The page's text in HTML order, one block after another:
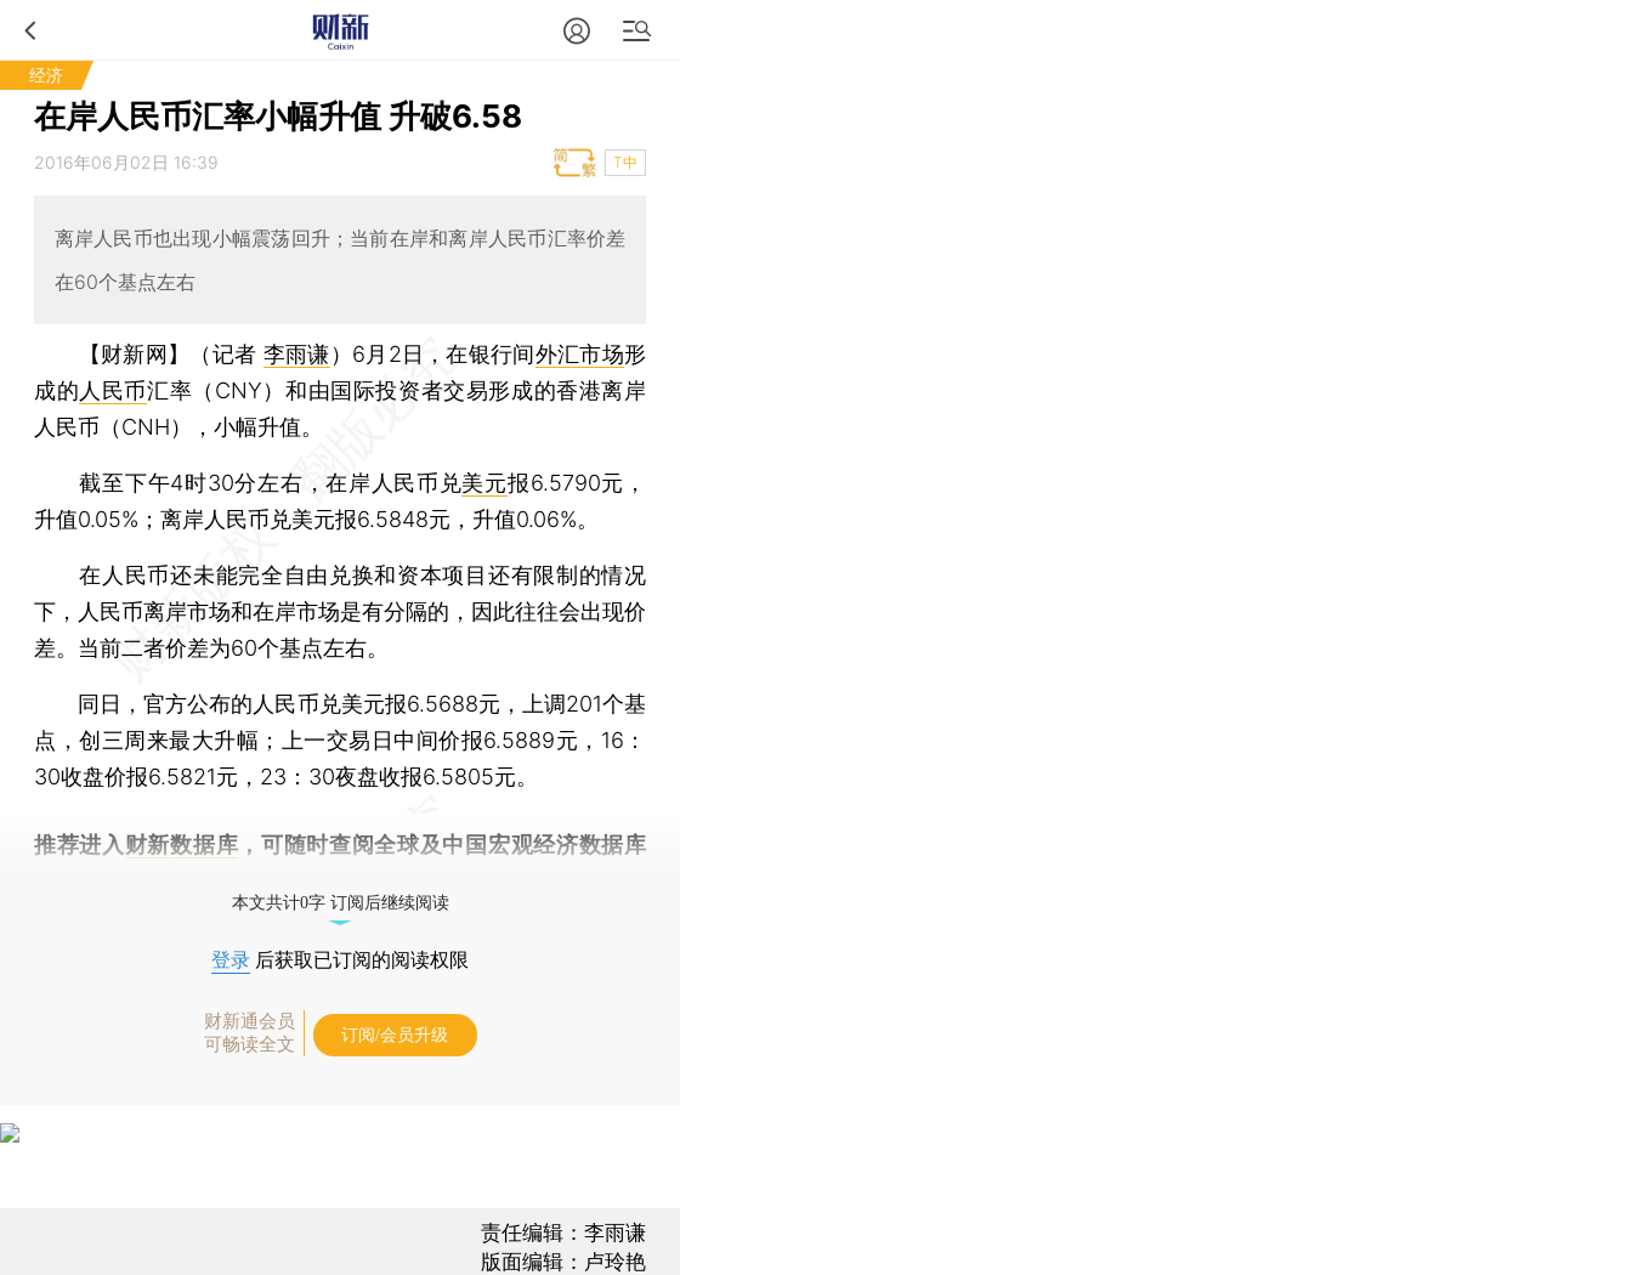
经济
在岸人民币汇率小幅升值 升破6.58
2016年06月02日 16:39 T中
离岸人民币也出现小幅震荡回升；当前在岸和离岸人民币汇率价差
在60个基点左右
【财新网】（记者 李雨谦） 6月2日，在银行间外汇市场形
成的 人民币汇率（CNY）和由国际投资者交易形成的香港离岸
人民币（CNH），小幅升值。
截至下午4时30分左右，在岸人民币兑美元报6.5790元，
升值0.05%；离岸人民币兑美元报6.5848元，升值0.06%。
在人民币还未能完全自由兑换和资本项目还有限制的情况
下，人民币离岸市场和在岸市场是有分隔的，因此往往会出现价
差。当前二者价差为60个基点左右。
同日，官方公布的人民币兑美元报6.5688元，上调201个基
点，创三周来最大升幅；上一交易日中间价报6.5889元，16：
30收盘价报6.5821元，23：30夜盘收报6.5805元。
推荐进入 财新数据库 ，可随时查阅全球及中国宏观经济数据库
本文共计0字 订阅后继续阅读
登录 后获取已订阅的阅读权限
财新通会员
可畅读全文
订阅/会员升级
责任编辑：李雨谦
版面编辑：卢玲艳